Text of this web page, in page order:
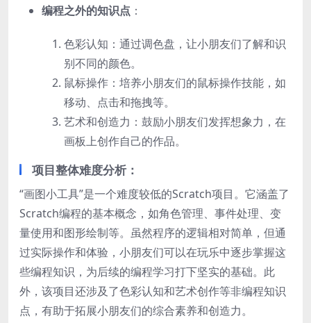
编程之外的知识点 ：
色彩认知：通过调色盘，让小朋友们了解和识
别不同的颜色。
鼠标操作：培养小朋友们的鼠标操作技能，如
移动、点击和拖拽等。
艺术和创造力：鼓励小朋友们发挥想象力，在
画板上创作自己的作品。
项目整体难度分析 ：
“画图小工具”是一个难度较低的Scratch项目。它涵盖了
Scratch编程的基本概念，如角色管理、事件处理、变
量使用和图形绘制等。虽然程序的逻辑相对简单，但通
过实际操作和体验，小朋友们可以在玩乐中逐步掌握这
些编程知识，为后续的编程学习打下坚实的基础。此
外，该项目还涉及了色彩认知和艺术创作等非编程知识
点，有助于拓展小朋友们的综合素养和创造力。